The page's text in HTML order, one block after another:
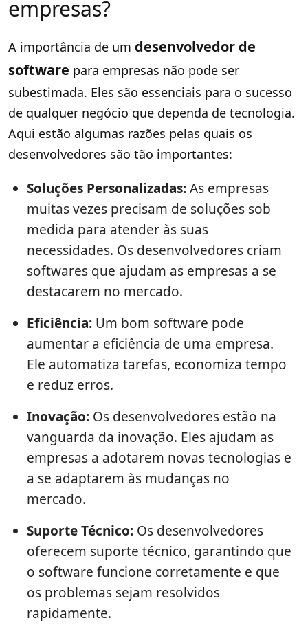
empresas?
A importância de um desenvolvedor de
software para empresas não pode ser
subestimada. Eles são essenciais para o sucesso
de qualquer negócio que dependa de tecnologia.
Aqui estão algumas razões pelas quais os
desenvolvedores são tão importantes:
Soluções Personalizadas:As empresas
muitas vezes precisam de soluções sob
medida para atender às suas
necessidades. Os desenvolvedores criam
softwares que ajudam as empresas a se
destacarem no mercado.
Eficiência: Um bom software pode
aumentar a eficiência de uma empresa.
Ele automatiza tarefas, economiza tempo
e reduz erros.
Inovação: Os desenvolvedores estão na
vanguarda da inovação. Eles ajudam as
empresas a adotarem novas tecnologias e
a se adaptarem às mudanças no
mercado.
Suporte Técnico: Os desenvolvedores
oferecem suporte técnico, garantindo que
o software funcione corretamente e que
os problemas sejam resolvidos
rapidamente.